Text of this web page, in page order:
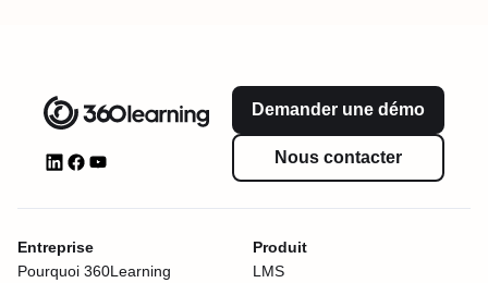
Demander une démo
Nous contacter
Entreprise
Pourquoi 360Learning
Produit
LMS